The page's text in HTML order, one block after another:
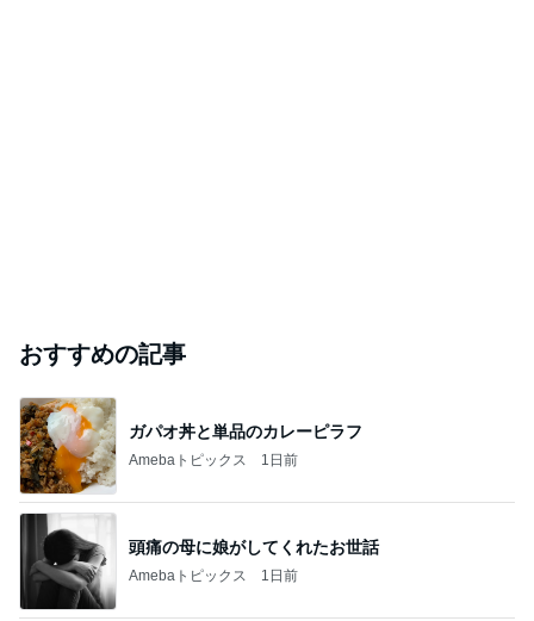
おすすめの記事
ガパオ丼と単品のカレーピラフ
Amebaトピックス 1日前
頭痛の母に娘がしてくれたお世話
Amebaトピックス 1日前